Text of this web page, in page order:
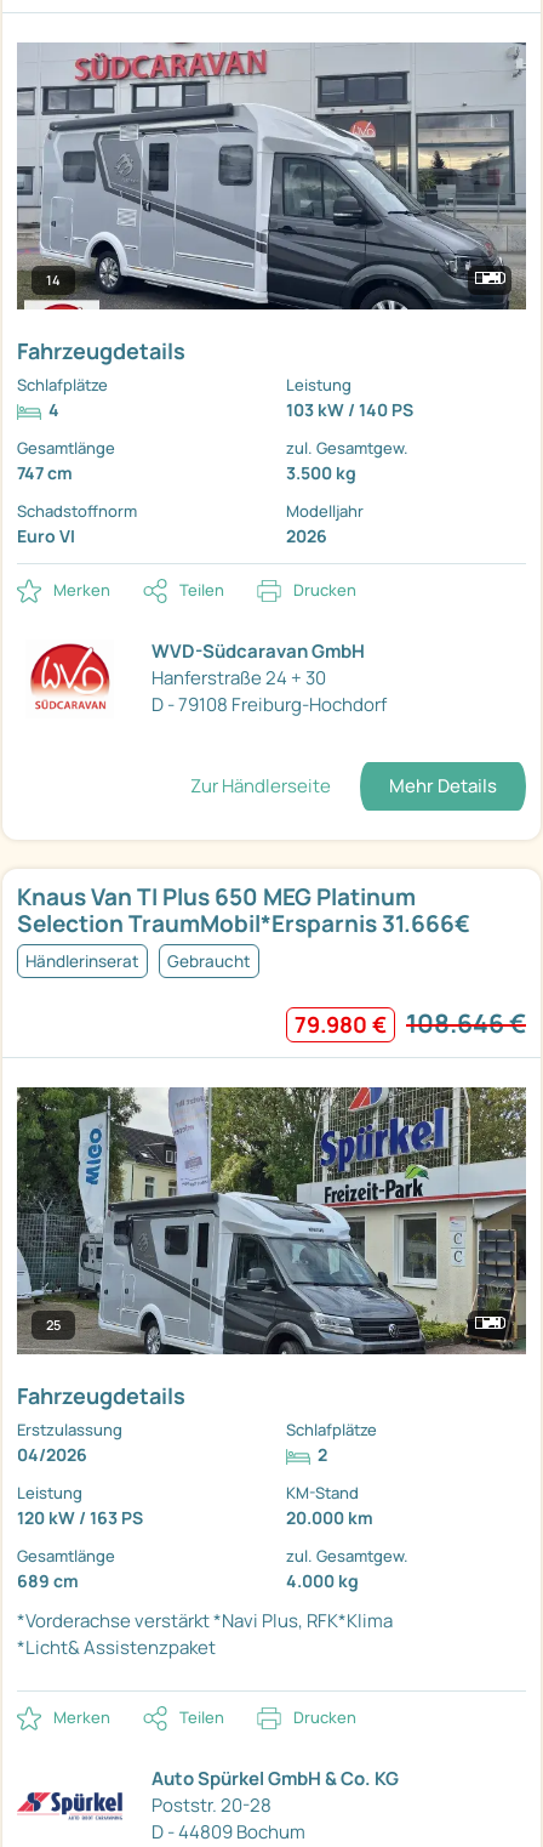
14
Fahrzeugdetails
Schlafplätze
4
Leistung
103 kW / 140 PS
Gesamtlänge
747 cm
zul. Gesamtgew.
3.500 kg
Schadstoffnorm
Euro VI
Modelljahr
2026
Merken Teilen Drucken
WVD-Südcaravan GmbH
Hanferstraße 24 + 30
D - 79108 Freiburg-Hochdorf
Zur Händlerseite Mehr Details
Knaus Van TI Plus 650 MEG Platinum
Selection TraumMobil*Ersparnis 31.666€
Händlerinserat Gebraucht
79.980 € 108.646 €
25
Fahrzeugdetails
Erstzulassung
04/2026
Schlafplätze
2
Leistung
120 kW / 163 PS
KM-Stand
20.000 km
Gesamtlänge
689 cm
zul. Gesamtgew.
4.000 kg
*Vorderachse verstärkt*Navi Plus, RFK*Klima
*Licht& Assistenzpaket
Merken Teilen Drucken
Auto Spürkel GmbH & Co. KG
Poststr. 20-28
D - 44809 Bochum